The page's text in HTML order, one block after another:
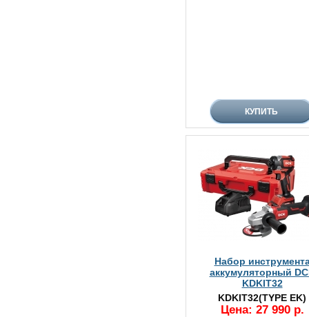
Набор
аккумуляторный
KDKIT32
KDKIT32(TYPE EK)
Цена: 27 990 р.